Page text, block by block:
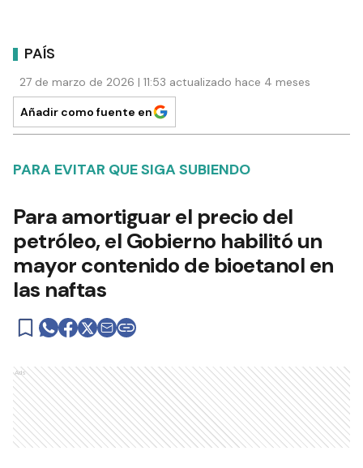
PAÍS
27 de marzo de 2026 | 11:53 actualizado hace 4 meses
Añadir como fuente en
PARA EVITAR QUE SIGA SUBIENDO
Para amortiguar el precio del
petróleo, el Gobierno habilitó un
mayor contenido de bioetanol en
las naftas
Ads